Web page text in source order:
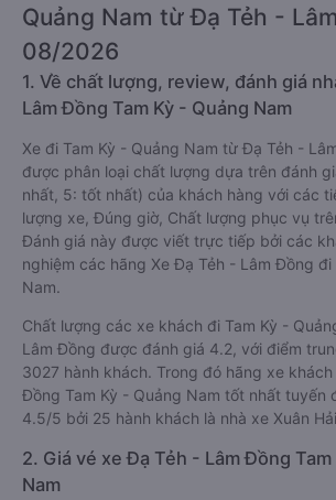
Quảng Nam từ Đạ Tẻh -
08/2026
1. Về chất lượng, review, đánh giá
Lâm Đồng Tam Kỳ - Quảng Nam
Xe đi Tam Kỳ - Quảng Nam từ Đạ Tẻh -
được phân loại chất lượng dựa trên đánh
nhất, 5: tốt nhất) của khách hàng với các
lượng xe, Đúng giờ, Chất lượng phục vụ
Đánh giá này được viết trực tiếp bởi các
nghiệm các hãng Xe Đạ Tẻh - Lâm Đồng đi
Nam.
Chất lượng các xe khách đi Tam Kỳ -
Lâm Đồng được đánh giá 4.2, với điểm
3027 hành khách. Trong đó hãng xe
Đồng Tam Kỳ - Quảng Nam tốt nhất tuyến
4.5/5 bởi 25 hành khách là nhà xe Xuân
2. Giá vé xe Đạ Tẻh - Lâm Đồng
Nam